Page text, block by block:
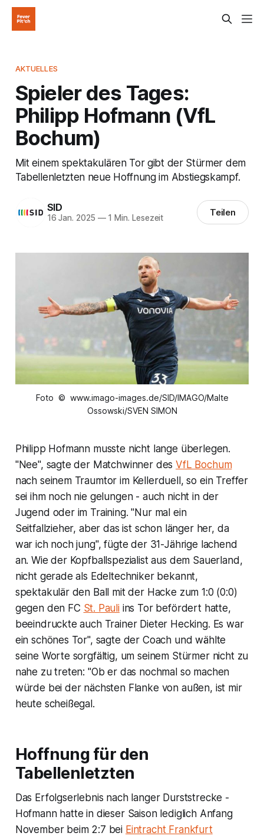
AKTUELLES
Spieler des Tages:
Philipp Hofmann (VfL
Bochum)
Mit einem spektakulären Tor gibt der Stürmer dem
Tabellenletzten neue Hoffnung im Abstiegskampf.
SID
16 Jan. 2025 —1 Min. Lesezeit Teilen
Foto © www.imago-images.de/SID/IMAGO/Malte
Ossowski/SVEN SIMON
Philipp Hofmann musste nicht lange überlegen.
"Nee", sagte der Matchwinner desVfL Bochum
nach seinem Traumtor im Kellerduell, so ein Treffer
sei ihm noch nie gelungen - auch nicht in der
Jugend oder im Training. "Nur mal ein
Seitfallzieher, aber das ist schon länger her, da
war ich noch jung", fügte der 31-Jährige lachend
an. Wie der Kopfballspezialist aus dem Sauerland,
nicht gerade als Edeltechniker bekannt,
spektakulär den Ball mit der Hacke zum 1:0 (0:0)
gegen den FC St. Pauliins Tor befördert hatte,
beeindruckte auch Trainer Dieter Hecking. Es war
ein schönes Tor", sagte der Coach und wählte
seine Worte sorgfältig, um seinem Stürmer nicht zu
nahe zu treten: "Ob er das nochmal so machen
würde bei der nächsten Flanke von außen, ist mir
heute scheißegal.
Hoffnung für den
Tabellenletzten
Das Erfolgserlebnis nach langer Durststrecke -
Hofmann hatte in dieser Saison lediglich Anfang
November beim 2:7 bei Eintracht Frankfurt